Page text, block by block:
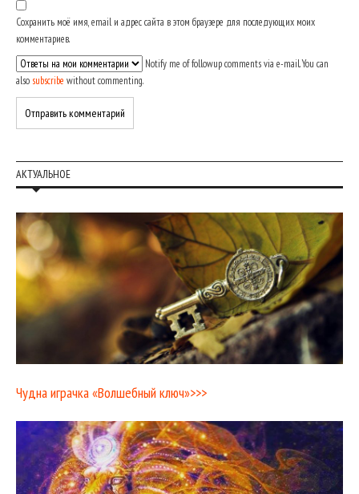
Сохранить моё имя, email и адрес сайта в этом браузере для последующих моих
комментариев.
Notify me of followup comments via e-mail. You can
also subscribe without commenting.
АКТУАЛЬНОЕ
Чудна играчка «Волшебный ключ»>>>